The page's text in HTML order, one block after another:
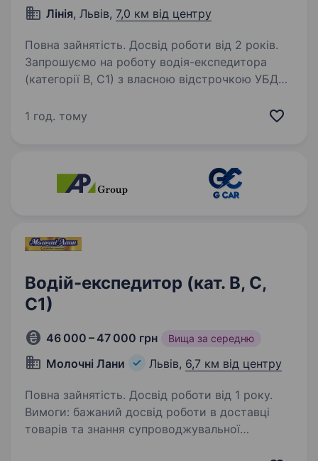
Лінія, Львів, 7,0 км від центру
Повна зайнятість. Досвід роботи від 2 років.
Запрошуємо на роботу водія-експедитора
(категорії В, С1) з власною відстрочкою УБД
«Електрон». Графік роботи: понеділок —
1 год. тому
Водій-експедитор (кат. В, С,
С1)
46 000 – 47 000 грн Вища за середню
Молочні Лани Львів, 6,7 км від центру
Повна зайнятість. Досвід роботи від 1 року.
Вимоги: бажаний досвід роботи в доставці
товарів та знання супроводжувальної